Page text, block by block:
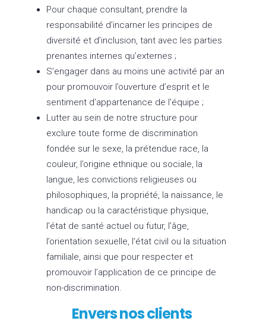
Pour chaque consultant, prendre la
responsabilité d’incarner les principes de
diversité et d’inclusion, tant avec les parties
prenantes internes qu’externes ;
S’engager dans au moins une activité par an
pour promouvoir l’ouverture d’esprit et le
sentiment d’appartenance de l’équipe ;
Lutter au sein de notre structure pour
exclure toute forme de discrimination
fondée sur le sexe, la prétendue race, la
couleur, l’origine ethnique ou sociale, la
langue, les convictions religieuses ou
philosophiques, la propriété, la naissance, le
handicap ou la caractéristique physique,
l’état de santé actuel ou futur, l’âge,
l’orientation sexuelle, l’état civil ou la situation
familiale, ainsi que pour respecter et
promouvoir l’application de ce principe de
non-discrimination.
Envers nos clients